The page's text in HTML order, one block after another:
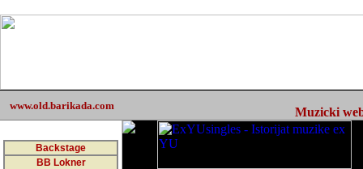
www.old.barikada.com Muzicki
Backstage
BB Lokner